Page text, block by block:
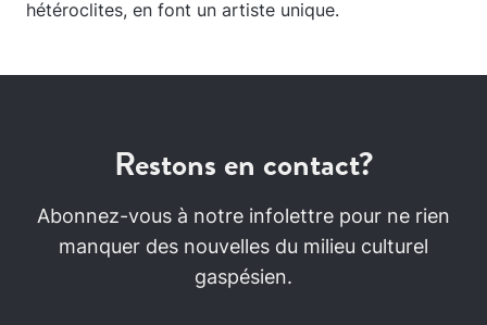
hétéroclites, en font un artiste unique.
Restons en contact?
Abonnez-vous à notre infolettre pour ne rien
manquer des nouvelles du milieu culturel
gaspésien.